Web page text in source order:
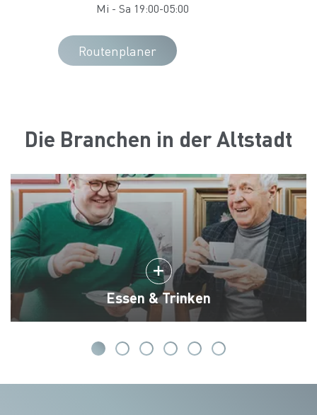
Mi - Sa 19:00-05:00
Routenplaner
Die Branchen in der Altstadt
Essen & Trinken